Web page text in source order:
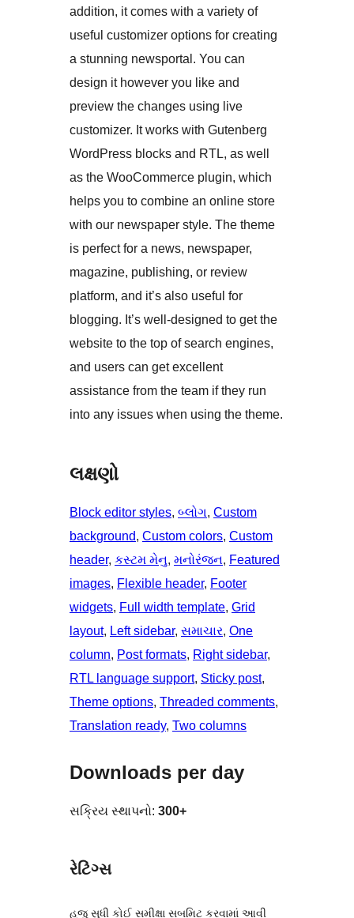
addition, it comes with a variety of
useful customizer options for creating
a stunning newsportal. You can
design it however you like and
preview the changes using live
customizer. It works with Gutenberg
WordPress blocks and RTL, as well
as the WooCommerce plugin, which
helps you to combine an online store
with our newspaper style. The theme
is perfect for a news, newspaper,
magazine, publishing, or review
platform, and it’s also useful for
blogging. It’s well-designed to get the
website to the top of search engines,
and users can get excellent
assistance from the team if they run
into any issues when using the theme.
લક્ષણો
Block editor styles, બ્લોગ, Custom
background, Custom colors, Custom
header, કસ્ટમ મેનુ, મનોરંજન, Featured
images, Flexible header, Footer
widgets, Full width template, Grid
layout, Left sidebar, સમાચાર, One
column, Post formats, Right sidebar
RTL language support, Sticky post
Theme options, Threaded comments
Translation ready, Two columns
Downloads per day
સક્રિય સ્થાપનો: 300+
રેટિંગ્સ
હજુ સુધી કોઈ સમીક્ષા સબમિટ કરવામાં આવી